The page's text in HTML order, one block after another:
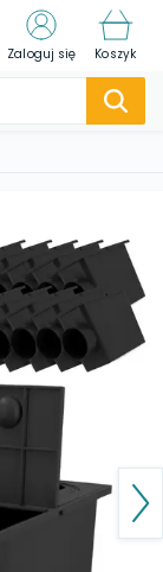
Zaloguj się Koszyk